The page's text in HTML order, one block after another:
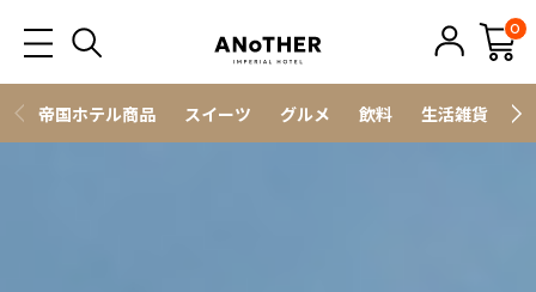
0
帝国ホテル商品 スイーツ グルメ 飲料 生活雑貨